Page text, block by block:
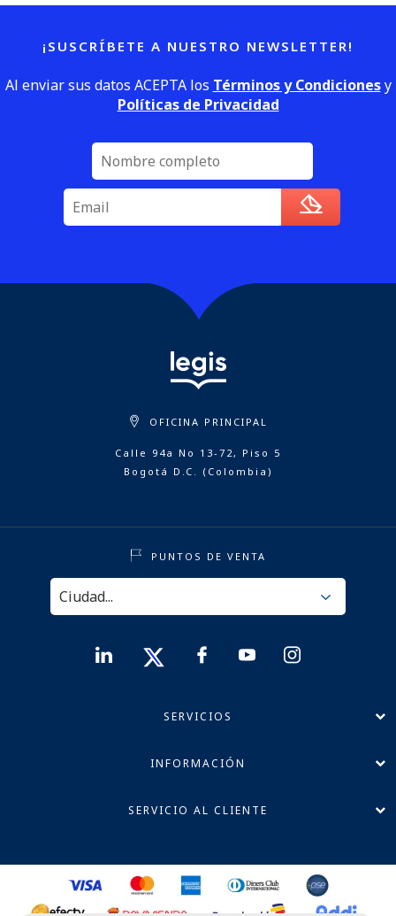
¡SUSCRÍBETE A NUESTRO NEWSLETTER!
Al enviar sus datos ACEPTA los Términos y Condicionesy
Políticas de Privacidad
OFICINA PRINCIPAL
Calle 94a No 13-72, Piso 5
Bogotá D.C. (Colombia)
PUNTOS DE VENTA
SERVICIOS
INFORMACIÓN
SERVICIO AL CLIENTE